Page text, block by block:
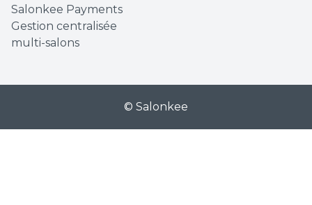
Salonkee Payments
Gestion centralisée
multi-salons
© Salonkee